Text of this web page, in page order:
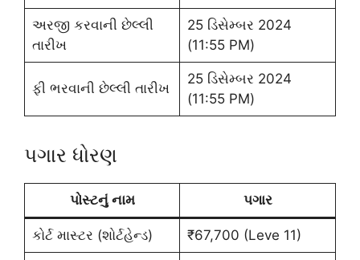
અરજી કરવાની છેલ્લી
તારીખ
25 ડિસેમ્બર 2024
(11:55 PM)
ફી ભરવાની છેલ્લી તારીખ
25 ડિસેમ્બર 2024
(11:55 PM)
પગાર ધોરણ
પોસ્ટનું નામ પગાર
કોર્ટ માસ્ટર (શોર્ટહેન્ડ) ₹67,700 (Leve 11)